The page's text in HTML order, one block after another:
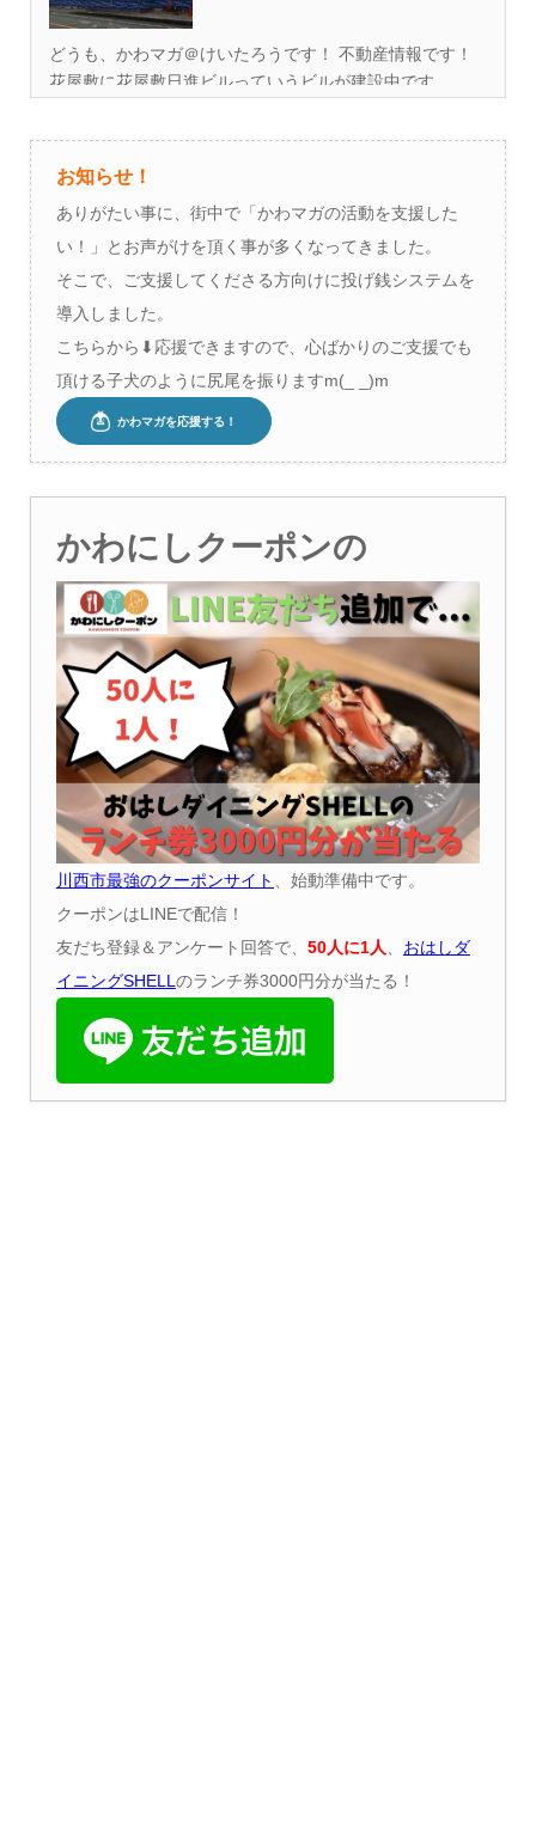
どうも、かわマガ＠けいたろうです！ 不動産情報です！
花屋敷に花屋敷日進ビルっていうビルが建設中です...
お知らせ！
ありがたい事に、街中で「かわマガの活動を支援した
い！」とお声がけを頂く事が多くなってきました。
そこで、ご支援してくださる方向けに投げ銭システムを
導入しました。
こちらから⬇︎応援できますので、心ばかりのご支援でも
頂ける子犬のように尻尾を振りますm(_ _)m
かわにしクーポンの
川西市最強のクーポンサイト 、始動準備中です。
クーポンはLINEで配信！
友だち登録＆アンケート回答で、 50人に1人、 おはしダ
イニングSHELLのランチ券3000円分が当たる！